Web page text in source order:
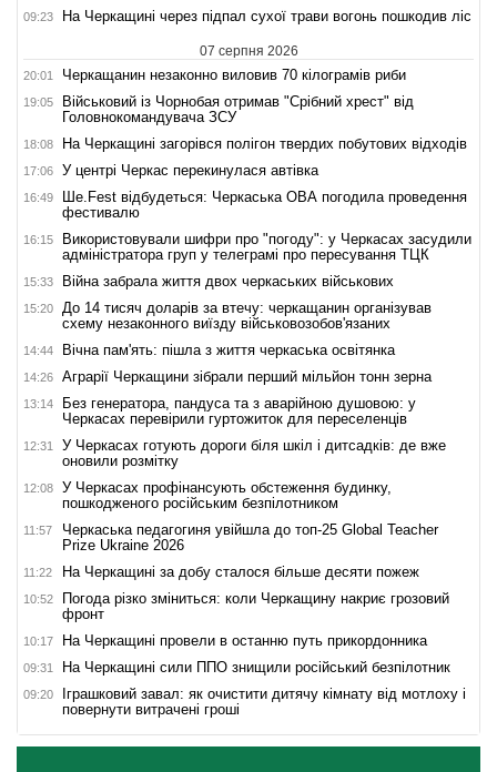
09:23 На Черкащині через підпал сухої трави вогонь пошкодив ліс
07 серпня 2026
20:01 Черкащанин незаконно виловив 70 кілограмів риби
19:05
Військовий із Чорнобая отримав "Срібний хрест" від
Головнокомандувача ЗСУ
18:08 На Черкащині загорівся полігон твердих побутових відходів
17:06 У центрі Черкас перекинулася автівка
16:49
Ше.Fest відбудеться: Черкаська ОВА погодила проведення
фестивалю
16:15
Використовували шифри про "погоду": у Черкасах засудили
адміністратора груп у телеграмі про пересування ТЦК
15:33 Війна забрала життя двох черкаських військових
15:20
До 14 тисяч доларів за втечу: черкащанин організував
схему незаконного виїзду військовозобов'язаних
14:44 Вічна пам'ять: пішла з життя черкаська освітянка
14:26 Аграрії Черкащини зібрали перший мільйон тонн зерна
13:14
Без генератора, пандуса та з аварійною душовою: у
Черкасах перевірили гуртожиток для переселенців
12:31
У Черкасах готують дороги біля шкіл і дитсадків: де вже
оновили розмітку
12:08
У Черкасах профінансують обстеження будинку,
пошкодженого російським безпілотником
11:57
Черкаська педагогиня увійшла до топ-25 Global Teacher
Prize Ukraine 2026
11:22 На Черкащині за добу сталося більше десяти пожеж
10:52
Погода різко зміниться: коли Черкащину накриє грозовий
фронт
10:17 На Черкащині провели в останню путь прикордонника
09:31 На Черкащині сили ППО знищили російський безпілотник
09:20
Іграшковий завал: як очистити дитячу кімнату від мотлоху і
повернути витрачені гроші